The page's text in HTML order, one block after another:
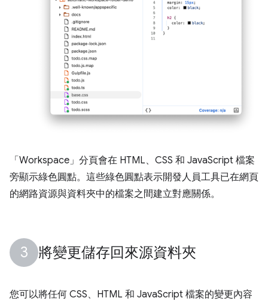
「Workspace」 分頁會在 HTML、CSS 和 JavaScript 檔案
旁顯示綠色圓點。這些綠色圓點表示開發人員工具已在網頁
的網路資源與資料夾中的檔案之間建立對應關係。
將變更儲存回來源資料夾
您可以將任何 CSS、HTML 和 JavaScript 檔案的變更內容